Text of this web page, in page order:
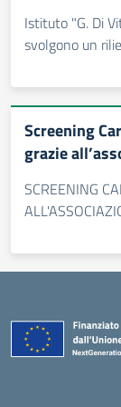
Istituto "G. Di
svolgono un
Screening
grazie
SCREENING